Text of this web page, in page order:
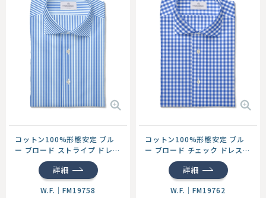
コットン100%形態安定 ブル
ー ブロード ストライプ ドレス
詳細
W.F. ｜FM19758
コットン100%形態安定 ブル
ー ブロード チェック ドレスシ
詳細
W.F. ｜FM19762